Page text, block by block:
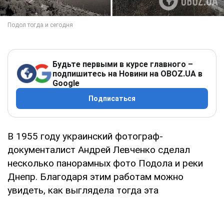
Будьте первыми в курсе главного –
подпишитесь на Новини на OBOZ.UA в
Google
Подписаться
В 1955 году украинский фотограф-
документалист Андрей Левченко сделал
несколько панорамных фото Подола и реки
Днепр. Благодаря этим работам можно
увидеть, как выглядела тогда эта